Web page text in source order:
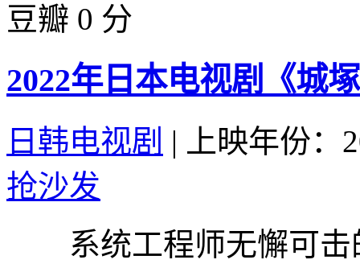
豆瓣 0 分
2022年日本电视剧《城
日韩电视剧 |
上映年份：
抢沙发
系统工程师无懈可击